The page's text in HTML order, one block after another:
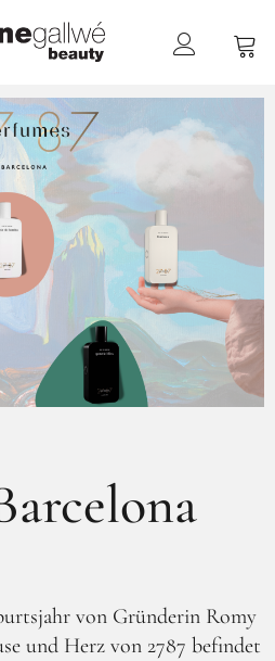
Düfte
Pflege
im Ladenlokal
Instagramvon Gründerin Romy
und Herz von 2787 befindet